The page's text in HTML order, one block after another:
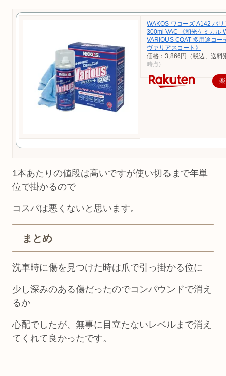
WAKOS ワコーズ A142 バ
300ml VAC 《和光ケミカル
VARIOUS COAT 多用途コー
ヴァリアスコート》
価格：3,866円（税込、送料
時点)
1本あたりの値段は高いですが使い切るまで年単
位で掛かるので
コスパは悪くないと思います。
まとめ
洗車時に傷を見つけた時は爪で引っ掛かる位に
少し深みのある傷だったのでコンパウンドで消え
るか
心配でしたが、無事に目立たないレベルまで消え
てくれて良かったです。